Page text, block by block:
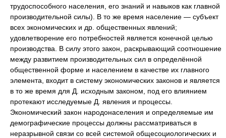
трудоспособного населения, его знаний и навыков как главной
производительной силы). В то же время население — субъект
всех экономических и др. общественных явлений;
удовлетворение его потребностей является конечной целью
производства. В силу этого закон, раскрывающий соотношение
между развитием производительных сил в определённой
общественной форме и населением в качестве их главного
элемента, входит в систему экономических законов и является
в то же время для Д. исходным законом, под его влиянием
протекают исследуемые Д. явления и процессы.
Экономический закон народонаселения и определяемые им
демографические процессы должны рассматриваться в
неразрывной связи со всей системой общесоциологических и